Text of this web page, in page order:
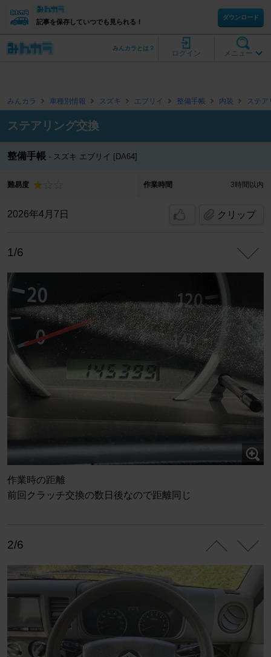
記事を保存していつでも見られる！
ダウンロード
メニュー
ログイン
みんカラとは？
みんカラ 車種別情報 スズキ エブリイ 整備手帳 内装 ステア
ステアリング交換
整備手帳 スズキ エブリイ [DA64]
難易度 作業時間 3時間以内
2026年4月7日 クリップ
1/6
作業時の距離
前回クラッチ交換の数日後なので距離同じ
2/6